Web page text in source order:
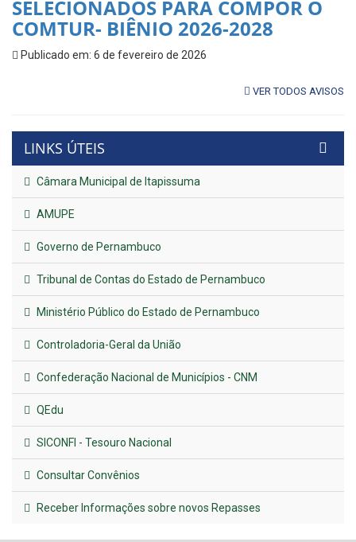
SELECIONADOS PARA COMPOR O
COMTUR- BIÊNIO 2026-2028
Publicado em: 6 de fevereiro de 2026
VER TODOS AVISOS
LINKS ÚTEIS
Câmara Municipal de Itapissuma
AMUPE
Governo de Pernambuco
Tribunal de Contas do Estado de Pernambuco
Ministério Público do Estado de Pernambuco
Controladoria-Geral da União
Confederação Nacional de Municípios - CNM
QEdu
SICONFI - Tesouro Nacional
Consultar Convênios
Receber Informações sobre novos Repasses